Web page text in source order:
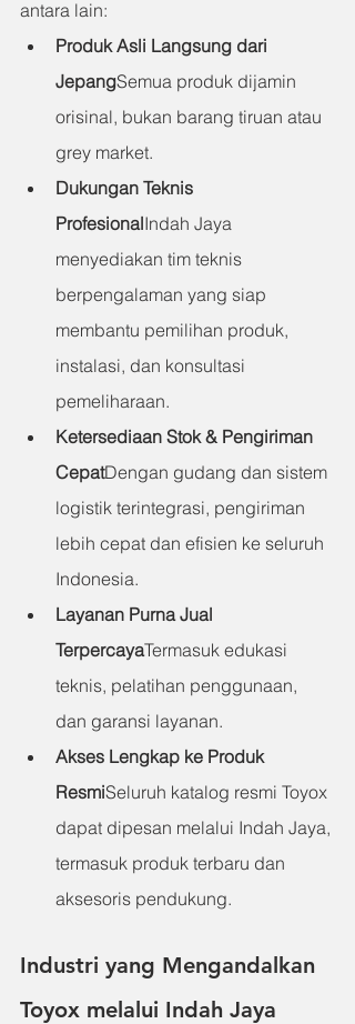
antara lain:
Produk Asli Langsung dari
JepangSemua produk dijamin
orisinal, bukan barang tiruan atau
grey market.
Dukungan Teknis
ProfesionalIndah Jaya
menyediakan tim teknis
berpengalaman yang siap
membantu pemilihan produk,
instalasi, dan konsultasi
pemeliharaan.
Ketersediaan Stok & Pengiriman
CepatDengan gudang dan sistem
logistik terintegrasi, pengiriman
lebih cepat dan efisien ke seluruh
Indonesia.
Layanan Purna Jual
TerpercayaTermasuk edukasi
teknis, pelatihan penggunaan,
dan garansi layanan.
Akses Lengkap ke Produk
ResmiSeluruh katalog resmi Toyox
dapat dipesan melalui Indah Jaya,
termasuk produk terbaru dan
aksesoris pendukung.
Industri yang Mengandalkan
Toyox melalui Indah Jaya